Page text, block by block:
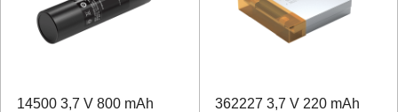
14500 3,7 V 800 mAh
362227 3,7 V 220 mAh